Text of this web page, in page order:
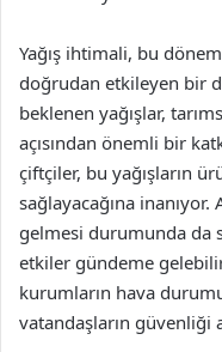
Yağış ihtimali, bu
doğrudan etkileyen bir
beklenen yağışlar,
açısından önemli bir
çiftçiler, bu yağışların
sağlayacağına inanıyor.
gelmesi durumunda da
etkiler gündeme
kurumların hava
vatandaşların güvenliği